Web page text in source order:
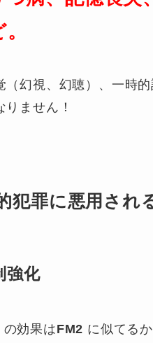
幻視、幻聴）、一時
ません！
犯罪に悪用され
強化
の効果はFM2 に似てる